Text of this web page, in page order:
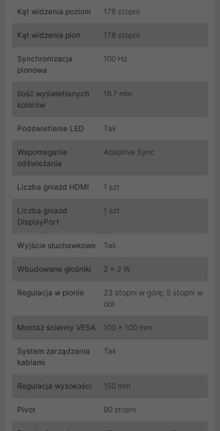
Kąt widzenia poziom 178 stopni
Kąt widzenia pion 178 stopni
Synchronizacja
pionowa
100 Hz
Ilość wyświetlanych
kolorów
16.7 mln
Podświetlenie LED Tak
Wspomaganie
odświeżania
Adaptive Sync
Liczba gniazd HDMI 1 szt
Liczba gniazd
DisplayPort
1 szt
Wyjście słuchawkowe Tak
Wbudowane głośniki 2 x 2 W
Regulacja w pionie
23 stopni w górę; 5 stopni w
dół
Montaż ścienny VESA 100 x 100 mm
System zarządzania
kablami
Tak
Regulacja wysokości 150 mm
Pivot 90 stopni